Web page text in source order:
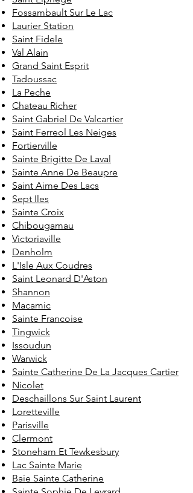
Fossambault Sur Le Lac
Laurier Station
Saint Fidele
Val Alain
Grand Saint Esprit
Tadoussac
La Peche
Chateau Richer
Saint Gabriel De Valcartier
Saint Ferreol Les Neiges
Fortierville
Sainte Brigitte De Laval
Sainte Anne De Beaupre
Saint Aime Des Lacs
Sept Iles
Sainte Croix
Chibougamau
Victoriaville
Denholm
L'Isle Aux Coudres
Saint Leonard D'Aston
Shannon
Macamic
Sainte Francoise
Tingwick
Issoudun
Warwick
Sainte Catherine De La Jacques Cartier
Nicolet
Deschaillons Sur Saint Laurent
Loretteville
Parisville
Clermont
Stoneham Et Tewkesbury
Lac Sainte Marie
Baie Sainte Catherine